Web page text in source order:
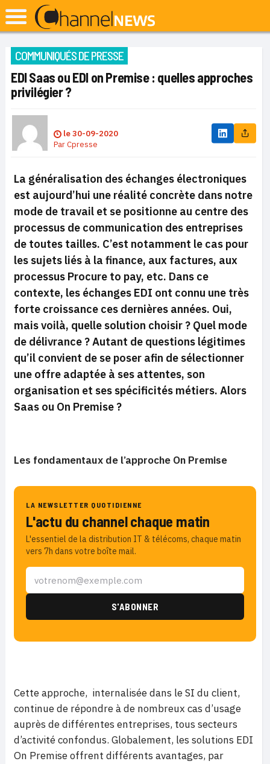
COMMUNIQUÉS DE PRESSE
EDI Saas ou EDI on Premise : quelles approches
privilégier ?
le30-09-2020
ParCpresse
La généralisation des échanges électroniques
est aujourd’hui une réalité concrète dans notre
mode de travail et se positionne au centre des
processus de communication des entreprises
de toutes tailles. C’est notamment le cas pour
les sujets liés à la finance, aux factures, aux
processus Procure to pay, etc. Dans ce
contexte, les échanges EDI ont connu une très
forte croissance ces dernières années. Oui,
mais voilà, quelle solution choisir ? Quel mode
de délivrance ? Autant de questions légitimes
qu’il convient de se poser afin de sélectionner
une offre adaptée à ses attentes, son
organisation et ses spécificités métiers. Alors
Saas ou On Premise ?
Les fondamentaux de l’approche On Premise
LA NEWSLETTER QUOTIDIENNE
L'actu du channel chaque matin
L'essentiel de la distribution IT & télécoms, chaque matin
vers 7h dans votre boîte mail.
Cette approche, internalisée dans le SI du client,
continue de répondre à de nombreux cas d’usage
auprès de différentes entreprises, tous secteurs
d’activité confondus. Globalement, les solutions EDI
On Premise offrent différents avantages, par